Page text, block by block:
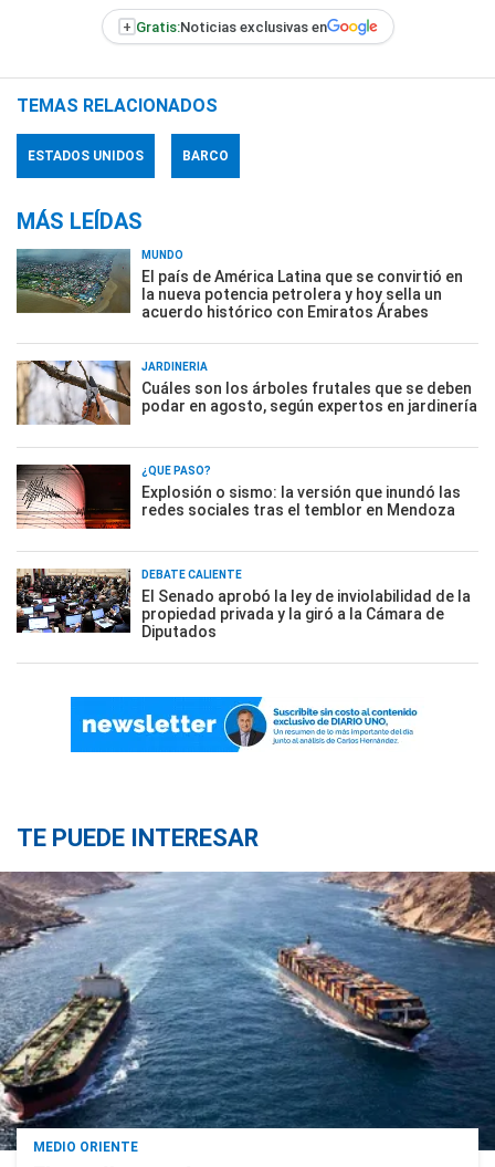
+ Gratis:Noticias exclusivas en
TEMAS RELACIONADOS
ESTADOS UNIDOS BARCO
MÁS LEÍDAS
MUNDO
El país de América Latina que se convirtió en
la nueva potencia petrolera y hoy sella un
acuerdo histórico con Emiratos Árabes
JARDINERÍA
Cuáles son los árboles frutales que se deben
podar en agosto, según expertos en jardinería
¿QUÉ PASÓ?
Explosión o sismo: la versión que inundó las
redes sociales tras el temblor en Mendoza
DEBATE CALIENTE
El Senado aprobó la ley de inviolabilidad de la
propiedad privada y la giró a la Cámara de
Diputados
TE PUEDE INTERESAR
MEDIO ORIENTE